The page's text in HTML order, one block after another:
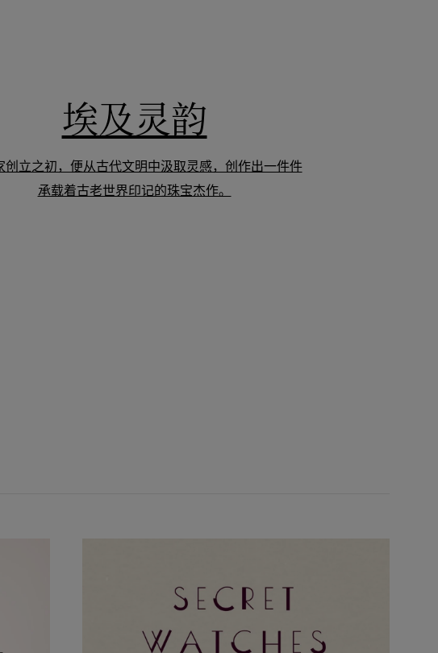
埃及灵韵
创立之初，便从古代文明中汲取灵感，创作出一件件
承载着古老世界印记的珠宝杰作。